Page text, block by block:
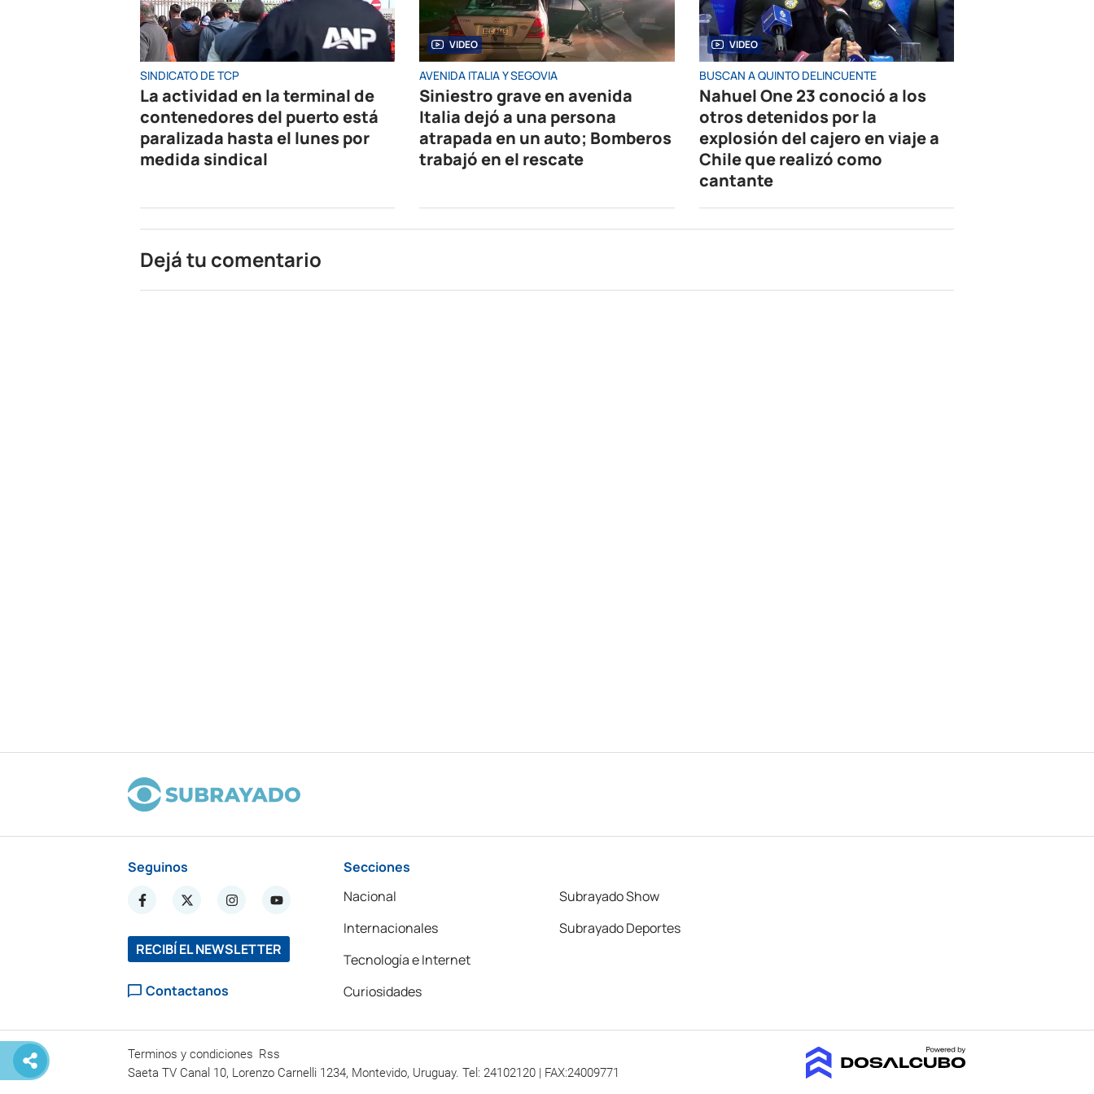
SINDICATO DE TCP
La actividad en la terminal de
contenedores del puerto está
paralizada hasta el lunes por
medida sindical
VIDEO
AVENIDA ITALIA Y SEGOVIA
Siniestro grave en avenida
Italia dejó a una persona
atrapada en un auto; Bomberos
trabajó en el rescate
VIDEO
BUSCAN A QUINTO DELINCUENTE
Nahuel One 23 conoció a los
otros detenidos por la
explosión del cajero en viaje a
Chile que realizó como
cantante
Dejá tu comentario
Seguinos
RECIBÍ EL NEWSLETTER
Contactanos
Secciones
Nacional
Internacionales
Tecnología e Internet
Curiosidades
Subrayado Show
Subrayado Deportes
Terminos y condiciones Rss
Saeta TV Canal 10, Lorenzo Carnelli 1234, Montevido, Uruguay. Tel: 24102120 | FAX:24009771